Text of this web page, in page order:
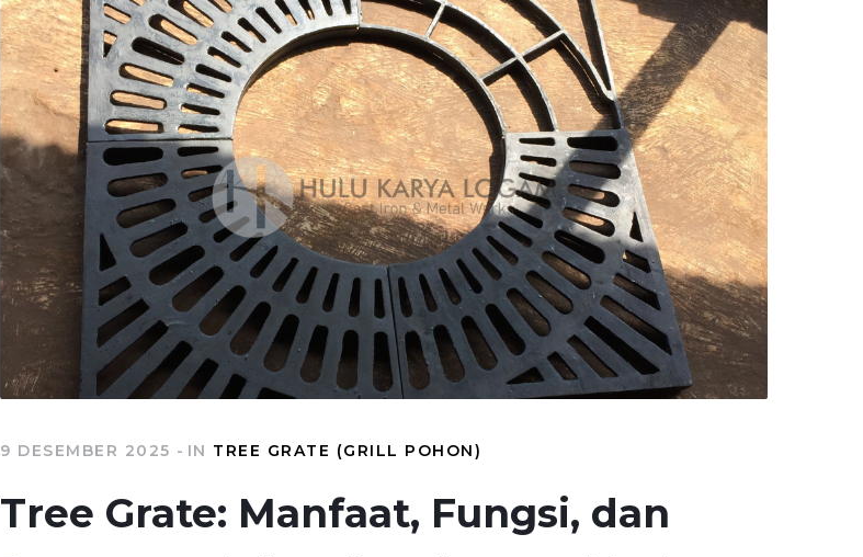
9 DESEMBER 2025 IN TREE GRATE (GRILL POHON)
Tree Grate: Manfaat, Fungsi, dan